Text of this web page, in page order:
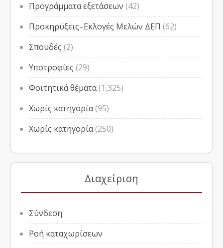
Προγράμματα εξετάσεων (42)
Προκηρύξεις–Εκλογές Μελών ΔΕΠ (62)
Σπουδές (2)
Υποτροφίες (29)
Φοιτητικά θέματα(1,325)
Χωρίς κατηγορία(95)
Χωρίς κατηγορία(250)
Διαχείριση
Σύνδεση
Ροή καταχωρίσεων